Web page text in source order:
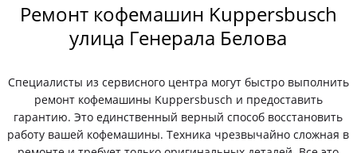
Ремонт кофемашин Kuppersbusch
улица Генерала Белова
Специалисты из сервисного центра могут быстро выполнить
ремонт кофемашины Kuppersbusch и предоставить
гарантию. Это единственный верный способ восстановить
работу вашей кофемашины. Техника чрезвычайно сложная в